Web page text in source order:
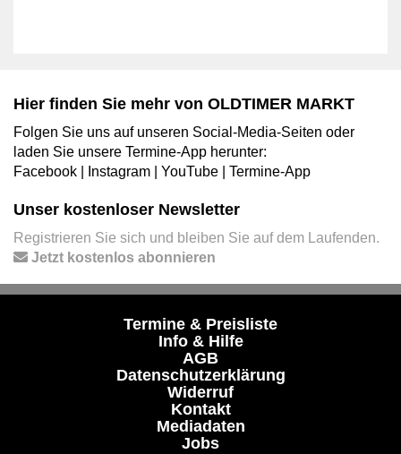
Hier finden Sie mehr von OLDTIMER MARKT
Folgen Sie uns auf unseren Social-Media-Seiten oder
laden Sie unsere Termine-App herunter:
Facebook
Instagram YouTube Termine-App
Unser kostenloser Newsletter
Registrieren Sie sich und bleiben Sie auf dem Laufenden.
Jetzt kostenlos abonnieren
Termine & Preisliste
Info & Hilfe
AGB
Datenschutzerklärung
Widerruf
Kontakt
Mediadaten
Jobs